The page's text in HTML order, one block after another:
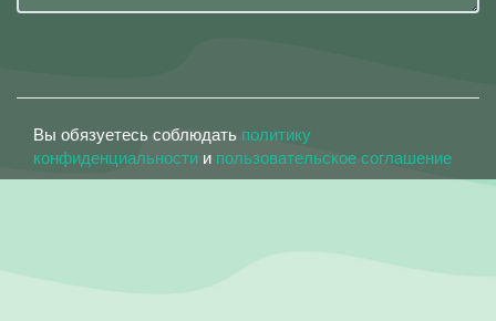
Вы обязуетесь соблюдать политику
конфиденциальности и пользовательское соглашение